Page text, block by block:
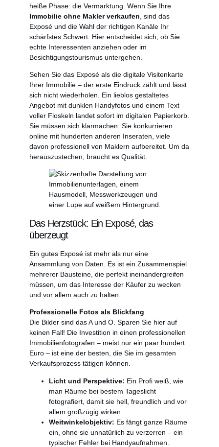
heiße Phase: die Vermarktung. Wenn Sie Ihre
Immobilie ohne Makler verkaufen , sind das
Exposé und die Wahl der richtigen Kanäle Ihr
schärfstes Schwert. Hier entscheidet sich, ob Sie
echte Interessenten anziehen oder im
Besichtigungstourismus untergehen.
Sehen Sie das Exposé als die digitale Visitenkarte
Ihrer Immobilie – der erste Eindruck zählt und lässt
sich nicht wiederholen. Ein lieblos gestaltetes
Angebot mit dunklen Handyfotos und einem Text
voller Floskeln landet sofort im digitalen Papierkorb.
Sie müssen sich klarmachen: Sie konkurrieren
online mit hunderten anderen Inseraten, viele
davon professionell von Maklern aufbereitet. Um da
herauszustechen, braucht es Qualität.
Das Herzstück: Ein Exposé, das
überzeugt
Ein gutes Exposé ist mehr als nur eine
Ansammlung von Daten. Es ist ein Zusammenspiel
mehrerer Bausteine, die perfekt ineinandergreifen
müssen, um das Interesse der Käufer zu wecken
und vor allem auch zu halten.
Professionelle Fotos als Blickfang
Die Bilder sind das A und O. Sparen Sie hier auf
keinen Fall! Die Investition in einen professionellen
Immobilienfotografen – meist nur ein paar hundert
Euro – ist eine der besten, die Sie im gesamten
Verkaufsprozess tätigen können.
Licht und Perspektive: Ein Profi weiß, wie
man Räume bei bestem Tageslicht
fotografiert, damit sie hell, freundlich und vor
allem großzügig wirken.
Weitwinkelobjektiv: Es fängt ganze Räume
ein, ohne sie unnatürlich zu verzerren – ein
typischer Fehler bei Handyaufnahmen.